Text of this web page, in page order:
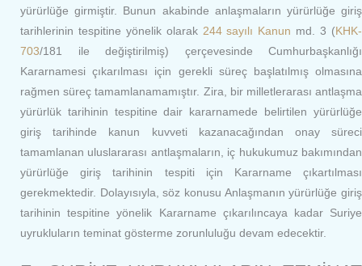
yürürlüğe girmiştir. Bunun akabinde anlaşmaların yürürlüğe giriş
tarihlerinin tespitine yönelik olarak 244 sayılı Kanun md. 3 (KHK-
703/181 ile değiştirilmiş) çerçevesinde Cumhurbaşkanlığı
Kararnamesi çıkarılması için gerekli süreç başlatılmış olmasına
rağmen süreç tamamlanamamıştır. Zira, bir milletlerarası antlaşma
yürürlük tarihinin tespitine dair kararnamede belirtilen yürürlüğe
giriş tarihinde kanun kuvveti kazanacağından onay süreci
tamamlanan uluslararası antlaşmaların, iç hukukumuz bakımından
yürürlüğe giriş tarihinin tespiti için Kararname çıkartılması
gerekmektedir. Dolayısıyla, söz konusu Anlaşmanın yürürlüğe giriş
tarihinin tespitine yönelik Kararname çıkarılıncaya kadar Suriye
uyrukluların teminat gösterme zorunluluğu devam edecektir.